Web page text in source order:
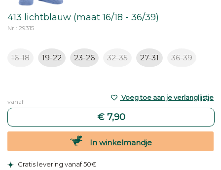
413 lichtblauw (maat 16/18 - 36/39)
Nr.: 29315
16-18 19-22 23-26 32-35 27-31 36-39
vanaf
€ 7,90
Voeg toe aan je verlanglijstje
In winkelmandje
Gratis levering vanaf 50€